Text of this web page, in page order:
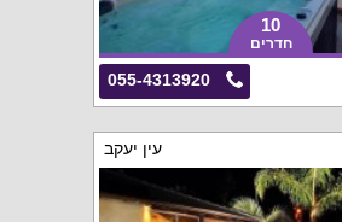
10
חדרים
055-4313920
עין יעקב